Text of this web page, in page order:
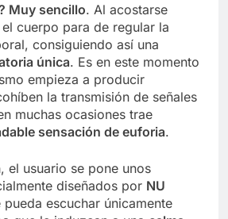
Muy sencillo. Al acostarse
el cuerpo para de regular la
consiguiendo así una
única. Es en este momento
empieza a producir
la transmisión de señales
muchas ocasiones trae
sensación de euforia.
el usuario se pone unos
diseñados por NU
pueda escuchar únicamente